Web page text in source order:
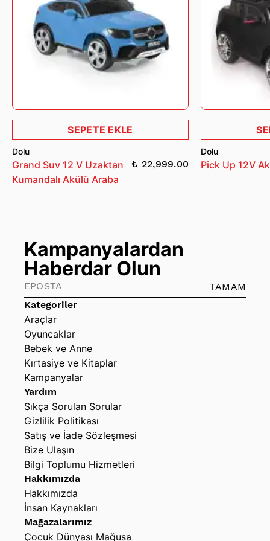
SEPETE EKLE
Dolu
Grand Suv 12 V Uzaktan
Kumandalı Akülü Araba
₺ 22,999.00
Dolu
Pick Up 12V
Kategoriler
Araçlar
Oyuncaklar
Bebek ve Anne
Kırtasiye ve Kitaplar
Kampanyalar
Yardım
Sıkça Sorulan Sorular
Gizlilik Politikası
Satış ve İade Sözleşmesi
Bize Ulaşın
Bilgi Toplumu Hizmetleri
Hakkımızda
Hakkımızda
İnsan Kaynakları
Mağazalarımız
Çocuk Dünyası Mağusa
Kampanyalardan
Haberdar Olun
TAMAM